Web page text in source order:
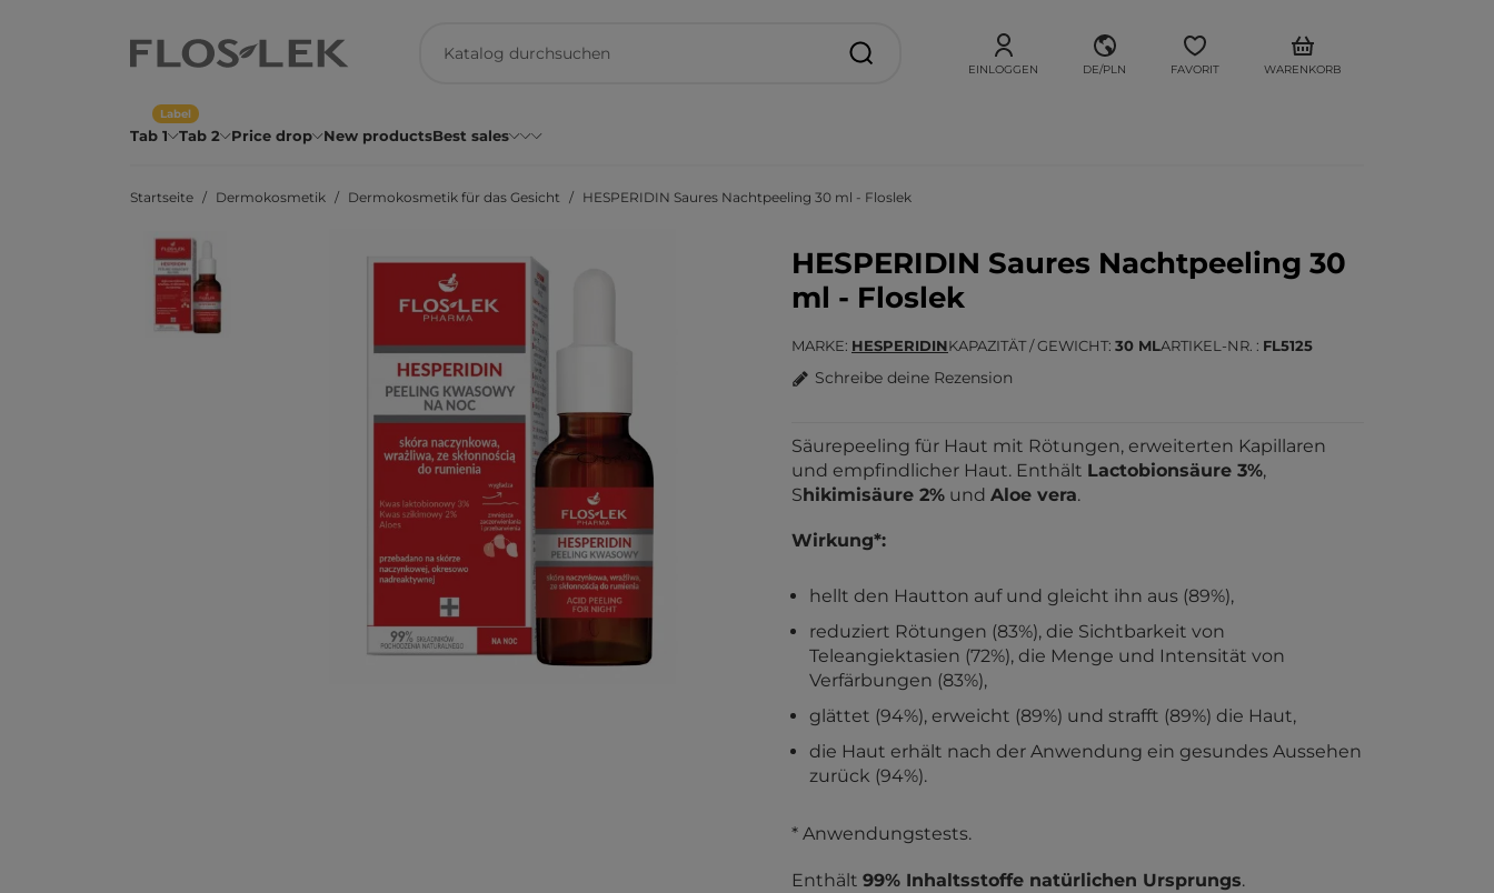
EINLOGGEN DE/PLN FAVORIT WARENKORB
Tab 1 Tab 2
Label
Price drop New productsBest sales
Startseite Dermokosmetik Dermokosmetik für das Gesicht HESPERIDIN Saures Nachtpeeling 30 ml - Floslek
HESPERIDIN Saures Nachtpeeling 30
ml - Floslek
MARKE HESPERIDINKAPAZITÄT / GEWICHT 30 MLARTIKEL-NR. FL5125
Schreibe deine Rezension
Säurepeeling für Haut mit Rötungen, erweiterten Kapillaren
und empfindlicher Haut. Enthält Lactobionsäure 3%,
Shikimisäure 2% und Aloe vera.
Wirkung*:
hellt den Hautton auf und gleicht ihn aus (89%),
reduziert Rötungen (83%), die Sichtbarkeit von
Teleangiektasien (72%), die Menge und Intensität von
Verfärbungen (83%),
glättet (94%), erweicht (89%) und strafft (89%) die Haut,
die Haut erhält nach der Anwendung ein gesundes Aussehen
zurück (94%).
* Anwendungstests.
Enthält 99% Inhaltsstoffe natürlichen Ursprungs.